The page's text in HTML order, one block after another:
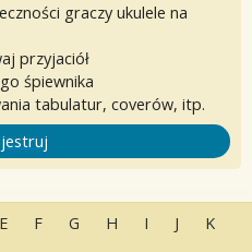
graczy ukulele na
przyjaciół
śpiewnika
tabulatur, coverów, itp.
E F G H I J
K